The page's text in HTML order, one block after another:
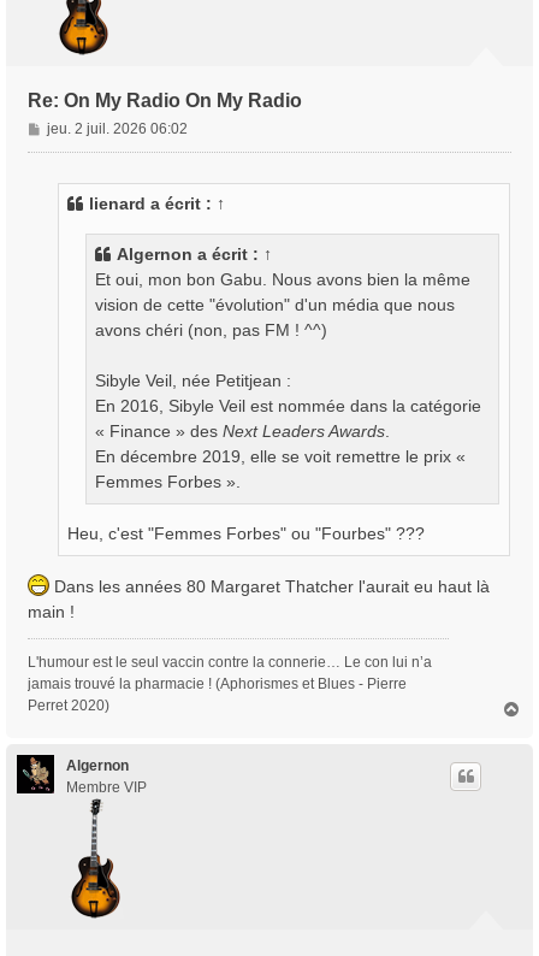
Re: On My Radio On My Radio
M
e
jeu. 2 juil. 2026 06:02
lienard a écrit : ↑
Algernon a écrit : ↑
Et oui, mon bon Gabu. Nous avons bien la même
vision de cette "évolution" d'un média que nous
avons chéri (non, pas FM ! ^^)
Sibyle Veil, née Petitjean :
En 2016, Sibyle Veil est nommée dans la catégorie
« Finance » des Next Leaders Awards.
En décembre 2019, elle se voit remettre le prix «
Femmes Forbes ».
Heu, c'est "Femmes Forbes" ou "Fourbes" ???
Dans les années 80 Margaret Thatcher l'aurait eu haut là
main !
L'humour est le seul vaccin contre la connerie… Le con lui n’a
jamais trouvé la pharmacie ! (Aphorismes et Blues - Pierre
Perret 2020)
Algernon
Membre VIP